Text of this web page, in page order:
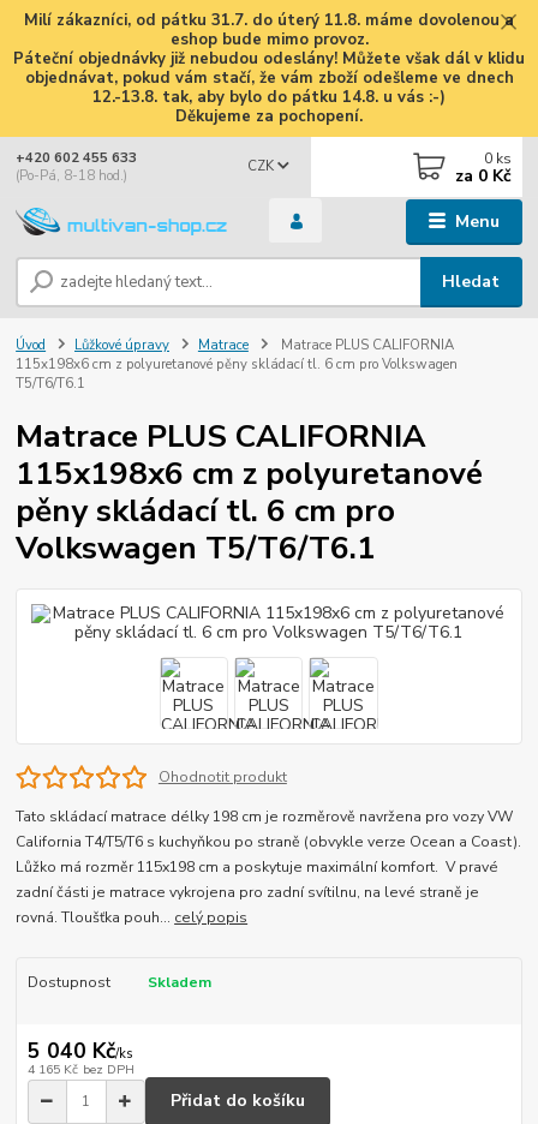
Milí zákazníci, od pátku 31.7. do úterý 11.8. máme dovolenou a
eshop bude mimo provoz.
Páteční objednávky již nebudou odeslány! Můžete však dál v klidu
objednávat, pokud vám stačí, že vám zboží odešleme ve dnech
12.-13.8. tak, aby bylo do pátku 14.8. u vás :-)
Děkujeme za pochopení.
Menu
CZK
Hledat
+420 602 455 633
(Po-Pá, 8-18 hod.)
0 ks
za 0 Kč
Úvod Lůžkové úpravy Matrace
Matrace PLUS CALIFORNIA
115x198x6 cm z polyuretanové pěny skládací tl. 6 cm pro Volkswagen
T5/T6/T6.1
Matrace PLUS CALIFORNIA
115x198x6 cm z polyuretanové
pěny skládací tl. 6 cm pro
Volkswagen T5/T6/T6.1
Ohodnotit produkt
Tato skládací matrace délky 198 cm je rozměrově navržena pro vozy VW
California T4/T5/T6 s kuchyňkou po straně (obvykle verze Ocean a Coast).
Lůžko má rozměr 115x198 cm a poskytuje maximální komfort. V pravé
zadní části je matrace vykrojena pro zadní svítilnu, na levé straně je
rovná. Tloušťka pouh... celý popis
Dostupnost Skladem
5 040 Kč/ks
4 165 Kč bez DPH
Přidat do košíku